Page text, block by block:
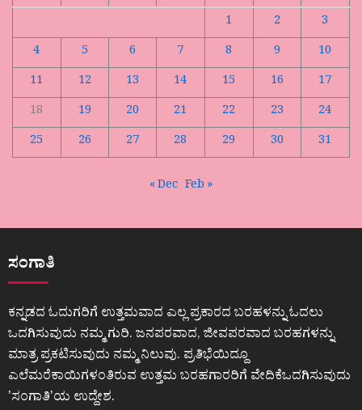
1
2
3
4
5 6 7 8 9
10
11
12 13 14 15 16
17
18
19 20 21 22 23
24
25
26 27 28 29 30 31
« Dec Feb »
ಸಂಗಾತಿ
ಕನ್ನಡದ ಓದುಗರಿಗೆ ಉತ್ತಮವಾದ ಎಲ್ಲ ಪ್ರಕಾರದ ಬರಹಳನ್ನು ಓದಲು
ಒದಗಿಸುವುದು ನಮ್ಮ ಗುರಿ. ಜನಪರವಾದ, ಜೀವಪರವಾದ ಬರಹಗಳನ್ನು
ಮಾತ್ರ ಪ್ರಕಟಿಸುವುದು ನಮ್ಮ ನಿಲುವು. ಪ್ರತಿಭೆಯಿದ್ದೂ
ಎಲೆಮರೆಕಾಯಿಗಳಂತಿರುವ ಉತ್ತಮ ಬರಹಗಾರರಿಗೆ ವೇದಿಕೆಒದಗಿಸುವುದು
ʼಸಂಗಾತಿʼಯ ಉದ್ದೇಶ.